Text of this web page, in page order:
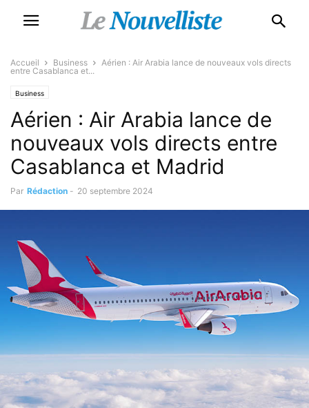
Accueil Business
Aérien : Air Arabia lance de nouveaux vols directs
entre Casablanca et...
Business
Aérien : Air Arabia lance de
nouveaux vols directs entre
Casablanca et Madrid
Par Rédaction - 20 septembre 2024